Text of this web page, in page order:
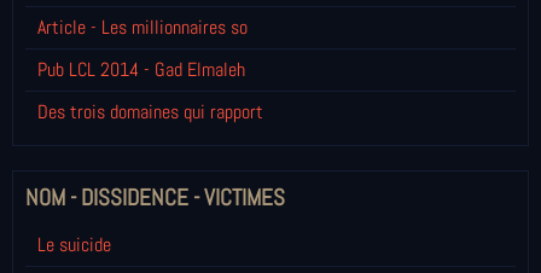
Article - Les millionnaires so
Pub LCL 2014 - Gad Elmaleh
Des trois domaines qui rapport
NOM - DISSIDENCE - VICTIMES
Le suicide